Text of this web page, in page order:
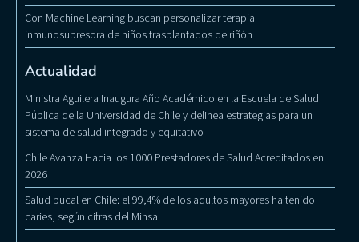
Con Machine Learning buscan personalizar terapia
inmunosupresora de niños trasplantados de riñón
Actualidad
Ministra Aguilera Inaugura Año Académico en la Escuela de Salud
Pública de la Universidad de Chile y delinea estrategias para un
sistema de salud integrado y equitativo
Chile Avanza Hacia los 1000 Prestadores de Salud Acreditados en
2026
Salud bucal en Chile: el 99,4% de los adultos mayores ha tenido
caries, según cifras del Minsal